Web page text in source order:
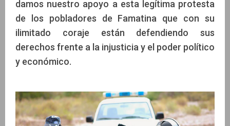
damos nuestro apoyo a esta legítima protesta
de los pobladores de Famatina que con su
ilimitado coraje están defendiendo sus
derechos frente a la injusticia y el poder político
y económico.